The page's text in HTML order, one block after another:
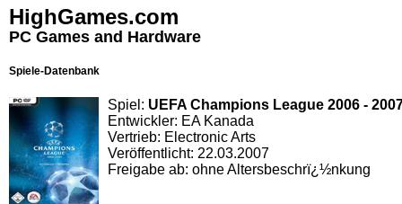
HighGames.com
PC Games and Hardware
Spiele-Datenbank
Spiel: UEFA Champions League 2006 -
Entwickler: EA Kanada
Vertrieb: Electronic Arts
Veröffentlicht: 22.03.2007
Freigabe ab: ohne Altersbeschrï¿½nkung